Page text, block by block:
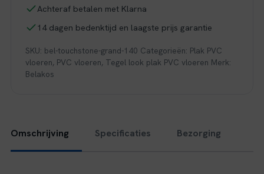
aantalAchteraf betalen met Klarna
14 dagen bedenktijd en laagste prijs garantie
SKU: bel-touchstone-grand-140 Categorieën: Plak PVC
vloeren, PVC vloeren, Tegel look plak PVC vloeren Merk:
Belakos
Omschrijving Specificaties Bezorging